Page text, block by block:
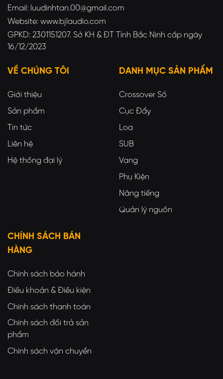
Email: luudinhtan.00@gmail.com
Website: www.bjlaudio.com
GPKD: 2301151207. Sở KH & ĐT Tỉnh Bắc Ninh cấp ngày
16/12/2023
VỀ CHÚNG TÔI
Giới thiệu
Sản phẩm
Tin tức
Liên hệ
Hệ thống đại lý
DANH MỤC SẢN PHẨM
Crossover Số
Cục Đẩy
Loa
SUB
Vang
Phụ Kiện
Nâng tiếng
Quản lý nguồn
CHÍNH SÁCH BÁN
HÀNG
Chính sách bảo hành
Điều khoản & Điều kiện
Chính sách thanh toán
Chính sách đổi trả sản
phẩm
Chính sách vận chuyển